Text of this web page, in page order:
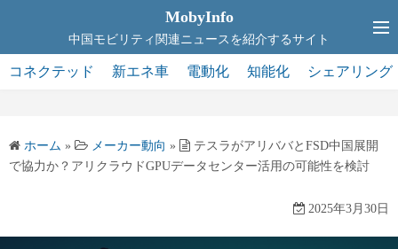
テ
ン
ス
MobyInfo
中国モビリティ関連ニュースを紹介するサイト
コネクテッド 新エネ車 電動化 知能化 シェアリング
ホーム » メーカー動向 »
テスラがアリババとFSD中国展開
で協力か？アリクラウドGPUデータセンター活用の可能性を検討
2025年3月30日